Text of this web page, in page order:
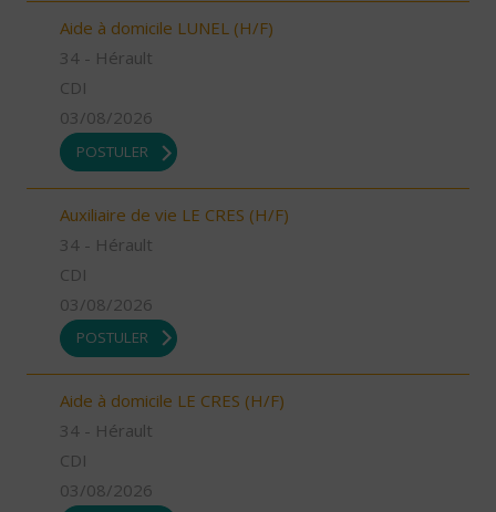
Aide à domicile LUNEL (H/F)
34 - Hérault
CDI
03/08/2026
POSTULER
Auxiliaire de vie LE CRES (H/F)
34 - Hérault
CDI
03/08/2026
POSTULER
Aide à domicile LE CRES (H/F)
34 - Hérault
CDI
03/08/2026